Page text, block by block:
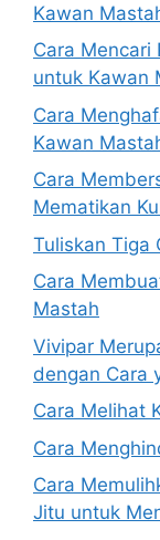
Kawan
Cara Mencari
untuk Kawan
Cara
Kawan
Cara
Mematikan
Tuliskan Tiga
Cara
Mastah
Vivipar
dengan Cara
Cara Melihat
Cara
Cara
Jitu untuk